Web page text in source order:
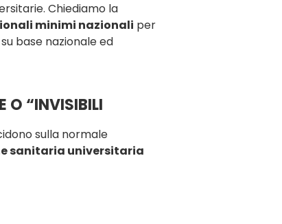
Chiediamo la
minimi nazionali per
su base nazionale ed
O “INVISIBILI
sulla normale
sanitaria universitaria